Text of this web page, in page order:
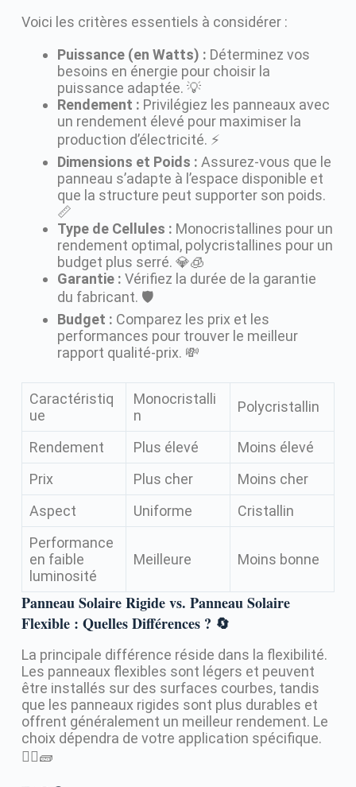
Voici les critères essentiels à considérer :
Puissance (en Watts) : Déterminez vos
besoins en énergie pour choisir la
puissance adaptée. 💡
Rendement : Privilégiez les panneaux avec
un rendement élevé pour maximiser la
production d’électricité. ⚡️
Dimensions et Poids : Assurez-vous que le
panneau s’adapte à l’espace disponible et
que la structure peut supporter son poids.
📏
Type de Cellules : Monocristallines pour un
rendement optimal, polycristallines pour un
budget plus serré. 💎🧊
Garantie : Vérifiez la durée de la garantie
du fabricant. 🛡️
Budget : Comparez les prix et les
performances pour trouver le meilleur
rapport qualité-prix. 💸
Caractéristiq
ue
Monocristalli
n
Polycristallin
Rendement Plus élevé
Moins élevé
Prix
Plus cher
Moins cher
Aspect
Uniforme
Cristallin
Performance
en faible
luminosité
Meilleure Moins bonne
Panneau Solaire Rigide vs. Panneau Solaire
Flexible : Quelles Différences ? 🔄
La principale différence réside dans la flexibilité.
Les panneaux flexibles sont légers et peuvent
être installés sur des surfaces courbes, tandis
que les panneaux rigides sont plus durables et
offrent généralement un meilleur rendement. Le
choix dépendra de votre application spécifique.
🤸‍♂️🧱